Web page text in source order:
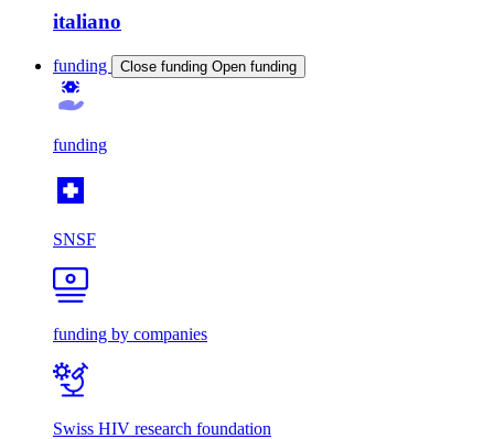
italiano
funding Close funding Open funding
funding
SNSF
funding by companies
Swiss HIV research foundation